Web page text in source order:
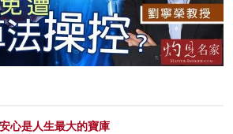
安心是人生最大的寶庫